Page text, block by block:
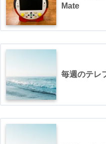
Mate
毎週のテレ